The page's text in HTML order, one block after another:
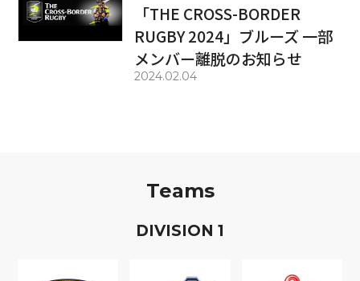
「THE CROSS-BORDER
RUGBY 2024」ブルーズ 一部
メンバー離脱のお知らせ
2024.02.04
Teams
DIVISION 1